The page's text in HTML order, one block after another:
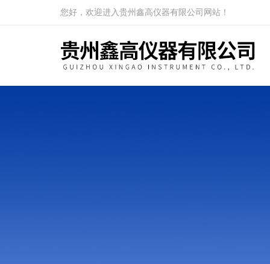
您好，欢迎进入贵州鑫高仪器有限公司网站！